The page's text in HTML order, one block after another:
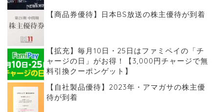
【商品券優待】日本BS放送の株主優待が到着
【拡充】毎月10日・25日はファミペイの「チ
ャージの日」がお得！【3,000円チャージで無
料引換クーポンゲット】
【自社製品優待】2023年・アマガサの株主優
待が到着